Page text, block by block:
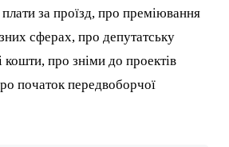
за проїзд, про преміювання
сферах, про депутатську
кошти, про зніми до проектів
початок передвоборчої